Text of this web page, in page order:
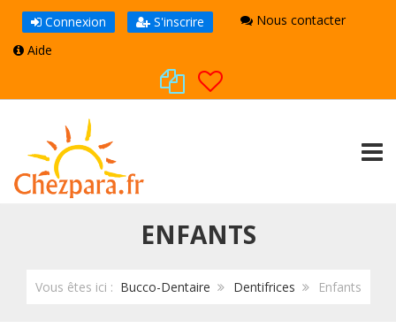
Connexion S'inscrire
Nous contacter
Aide
ENFANTS
Vous êtes ici : Bucco-Dentaire Dentifrices Enfants